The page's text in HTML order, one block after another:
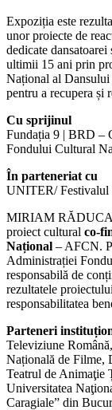
Expoziția este
unor proiecte de
dedicate
ultimii 15 ani prin
Național al
pentru a recupera și
Cu sprijinul
Fundația 9 | BRD –
Fondului Cultural
În parteneriat cu
UNITER/ Festivalul
MIRIAM
proiect cultural co-
Național – AFCN.
Administrației
responsabilă de
rezultatele
responsabilitatea
Parteneri
Televiziune
Națională de Filme,
Teatrul de Animaţie
Universitatea
Caragiale” din